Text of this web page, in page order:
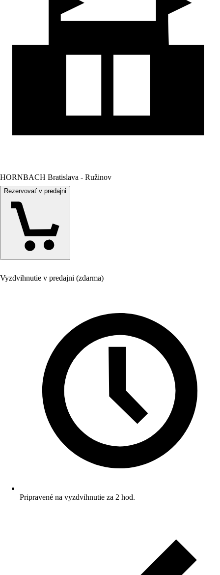
HORNBACH Bratislava - Ružinov
Rezervovať v predajni
Vyzdvihnutie v predajni (zdarma)
Pripravené na vyzdvihnutie za 2 hod.